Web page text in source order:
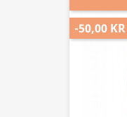
-50,00 KR